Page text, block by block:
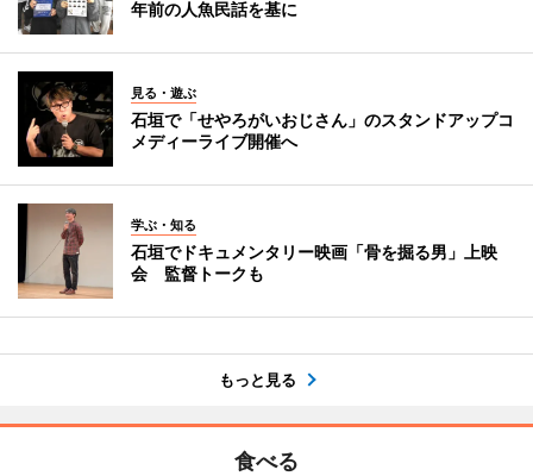
年前の人魚民話を基に
見る・遊ぶ
石垣で「せやろがいおじさん」のスタンドアップコ
メディーライブ開催へ
学ぶ・知る
石垣でドキュメンタリー映画「骨を掘る男」上映
会 監督トークも
もっと見る
食べる